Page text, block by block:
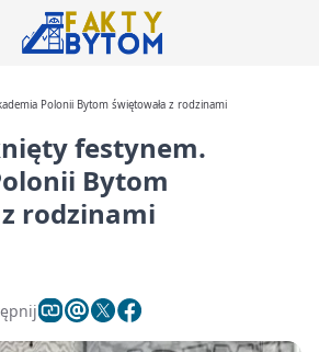
Polonii Bytom świętowała z rodzinami
festynem.
Bytom
rodzinami